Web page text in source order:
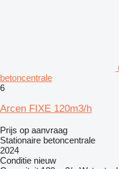
betoncentrale
6
Arcen FIXE 120m3/h
Prijs op aanvraag
Stationaire betoncentrale
2024
Conditie nieuw